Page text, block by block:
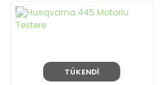
TÜKENDİ